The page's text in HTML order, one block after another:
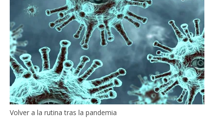
Volver a la rutina tras la pandemia